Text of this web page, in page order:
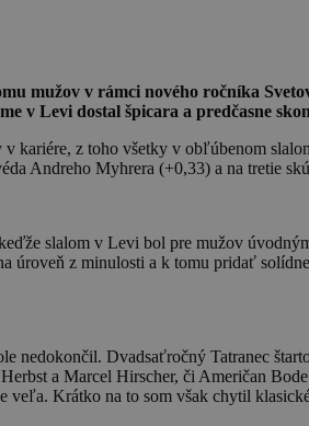
mužov v rámci nového ročníka
v Levi dostal špicara a predčasne
kariére, z toho všetky v obľúbenom
Andreho Myhrera (+0,33) a na tretie
slalom v Levi bol pre mužov
úroveň z minulosti a k tomu pridať
nedokončil. Dvadsaťročný Tatranec
a Marcel Hirscher, či Američan
Krátko na to som však chytil